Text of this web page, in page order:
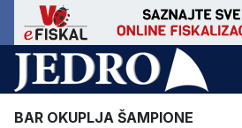
BAR OKUPLJA ŠAMPIONE